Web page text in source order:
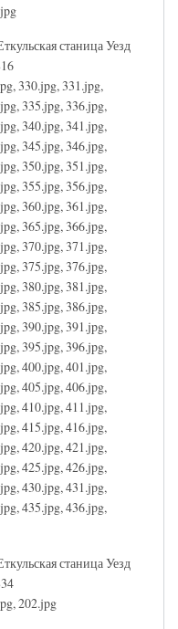
станица Уезд
330.jpg, 331.jpg,
335.jpg, 336.jpg,
340.jpg, 341.jpg,
345.jpg, 346.jpg,
350.jpg, 351.jpg,
355.jpg, 356.jpg,
360.jpg, 361.jpg,
365.jpg, 366.jpg,
370.jpg, 371.jpg,
375.jpg, 376.jpg,
380.jpg, 381.jpg,
385.jpg, 386.jpg,
390.jpg, 391.jpg,
395.jpg, 396.jpg,
400.jpg, 401.jpg,
405.jpg, 406.jpg,
410.jpg, 411.jpg,
415.jpg, 416.jpg,
420.jpg, 421.jpg,
425.jpg, 426.jpg,
430.jpg, 431.jpg,
435.jpg, 436.jpg,
станица Уезд
202.jpg